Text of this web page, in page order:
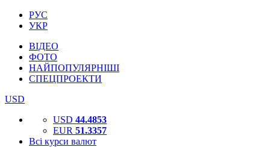
РУС
УКР
ВІДЕО
ФОТО
НАЙПОПУЛЯРНІШІ
СПЕЦПРОЕКТИ
USD
USD 44.4853
EUR 51.3357
Всі курси валют